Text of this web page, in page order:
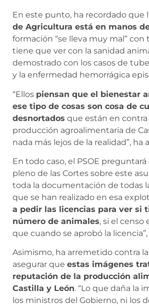
En este punto, ha recordado que
de Agricultura está en manos
formación “se lleva muy mal” con
tiene que ver con la sanidad
demostrado con los casos de
y la enfermedad hemorrágica
“Ellos piensan que el bienestar
ese tipo de cosas son cosa de
desnortados que están en contra
producción agroalimentaria de
nada más lejos de la realidad”, ha
En todo caso, el PSOE
pleno de las Cortes sobre este
toda la documentación de todas
que se han realizado en esa
a pedir las licencias para ver si
número de animales, si el censo
que cuando se aprobó la
Asimismo, ha arremetido contra
asegurar que estas imágenes
reputación de la producción
Castilla y León. “Lo que daña la
los ministros del Gobierno, ni los